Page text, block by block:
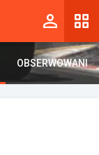
OBSERWOWANI
OBSERWOWANI